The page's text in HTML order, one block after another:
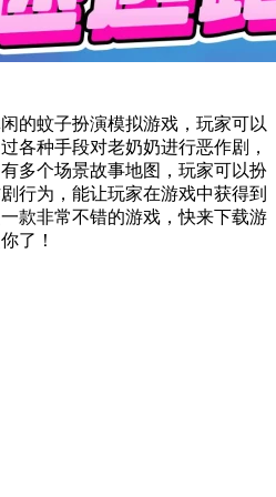
的蚊子扮演模拟游戏，玩家可以
各种手段对老奶奶进行恶作剧，
多个场景故事地图，玩家可以扮
行为，能让玩家在游戏中获得到
款非常不错的游戏，快来下载游
了！